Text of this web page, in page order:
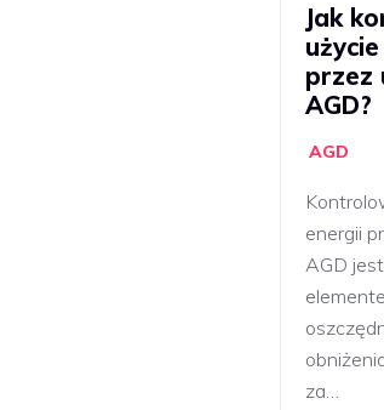
Jak
przez
AGD?
AGD
energii
AGD
za…